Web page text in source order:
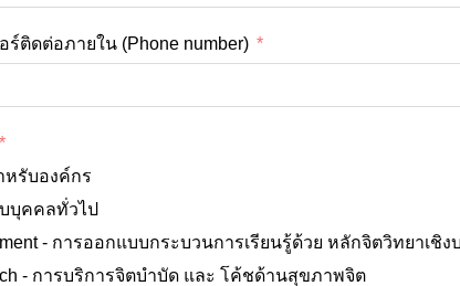
ติดต่อภายใน (Phone number)
หรับองค์กร
บุคคลทั่วไป
- การออกแบบกระบวนการเรียนรู้ด้วย หลักจิตวิทยาเชิ
Psychotherapy & Mental Health Coach - การบริการจิตบำบัด และ โค้ชด้านสุขภาพจิต